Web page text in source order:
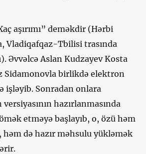
aşırımı” deməkdir (Hərbi
Vladiqafqaz-Tbilisi trasında
Əvvəlcə Aslan Kudzayev Kosta
Sidamonovla birlikdə elektron
işləyib. Sonradan onlara
hazırlanmasında
etməyə başlayıb, o, özü həm
həm də hazır məhsulu yükləmək